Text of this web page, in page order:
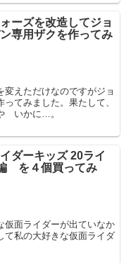
ーズを改造してジョ
専用ザクを作ってみ
えただけなのですがジョ
てみました。果たして、
いかに…。
ダーキッズ 20ライ
を４個買ってみ
面ライダーが出ていなか
て私の大好きな仮面ライダ